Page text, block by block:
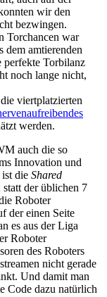
wir den
bezwingen.
Torchancen war
dem amtierenden
perfekte Torbilanz
noch lange nicht,
viertplatzierten
werden.
auch die so
Innovation und
die Shared
der üblichen 7
Roboter
der einen Seite
es aus der Liga
Roboter
des Roboters
nicht gerade
Und damit man
Code dazu natürlich